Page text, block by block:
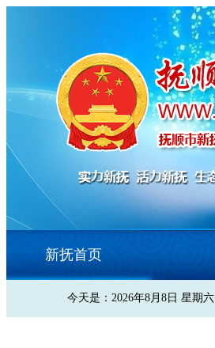
新抚首页
今天是：2026年8月8日 星期六